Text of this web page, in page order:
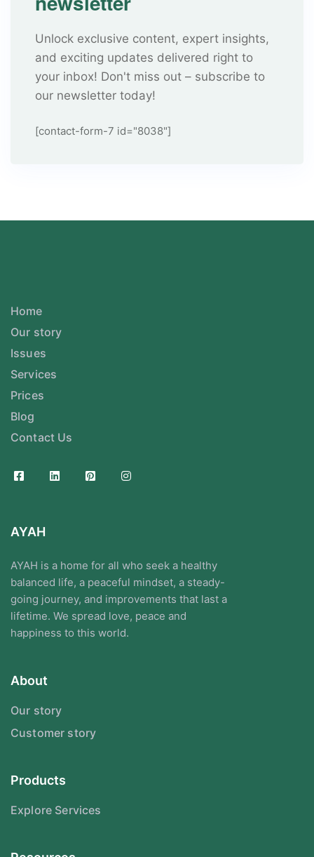
Unlock exclusive content, expert insights,
and exciting updates delivered right to
your inbox! Don't miss out – subscribe to
our newsletter today!
[contact-form-7 id="8038"]
Home
Our story
Issues
Services
Prices
Blog
Contact Us
AYAH
AYAH is a home for all who seek a healthy
balanced life, a peaceful mindset, a steady-
going journey, and improvements that last a
lifetime. We spread love, peace and
happiness to this world.
About
Our story
Customer story
Products
Explore Services